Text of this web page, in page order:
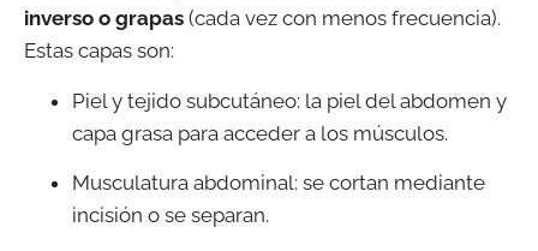
inverso o grapas (cada vez con menos frecuencia).
Estas capas son:
Piel y tejido subcutáneo: la piel del abdomen y
capa grasa para acceder a los músculos.
Musculatura abdominal: se cortan mediante
incisión o se separan.